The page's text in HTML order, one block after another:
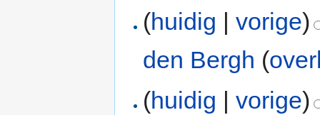
(huidig |vorige)
den Bergh (
(huidig |vorige)